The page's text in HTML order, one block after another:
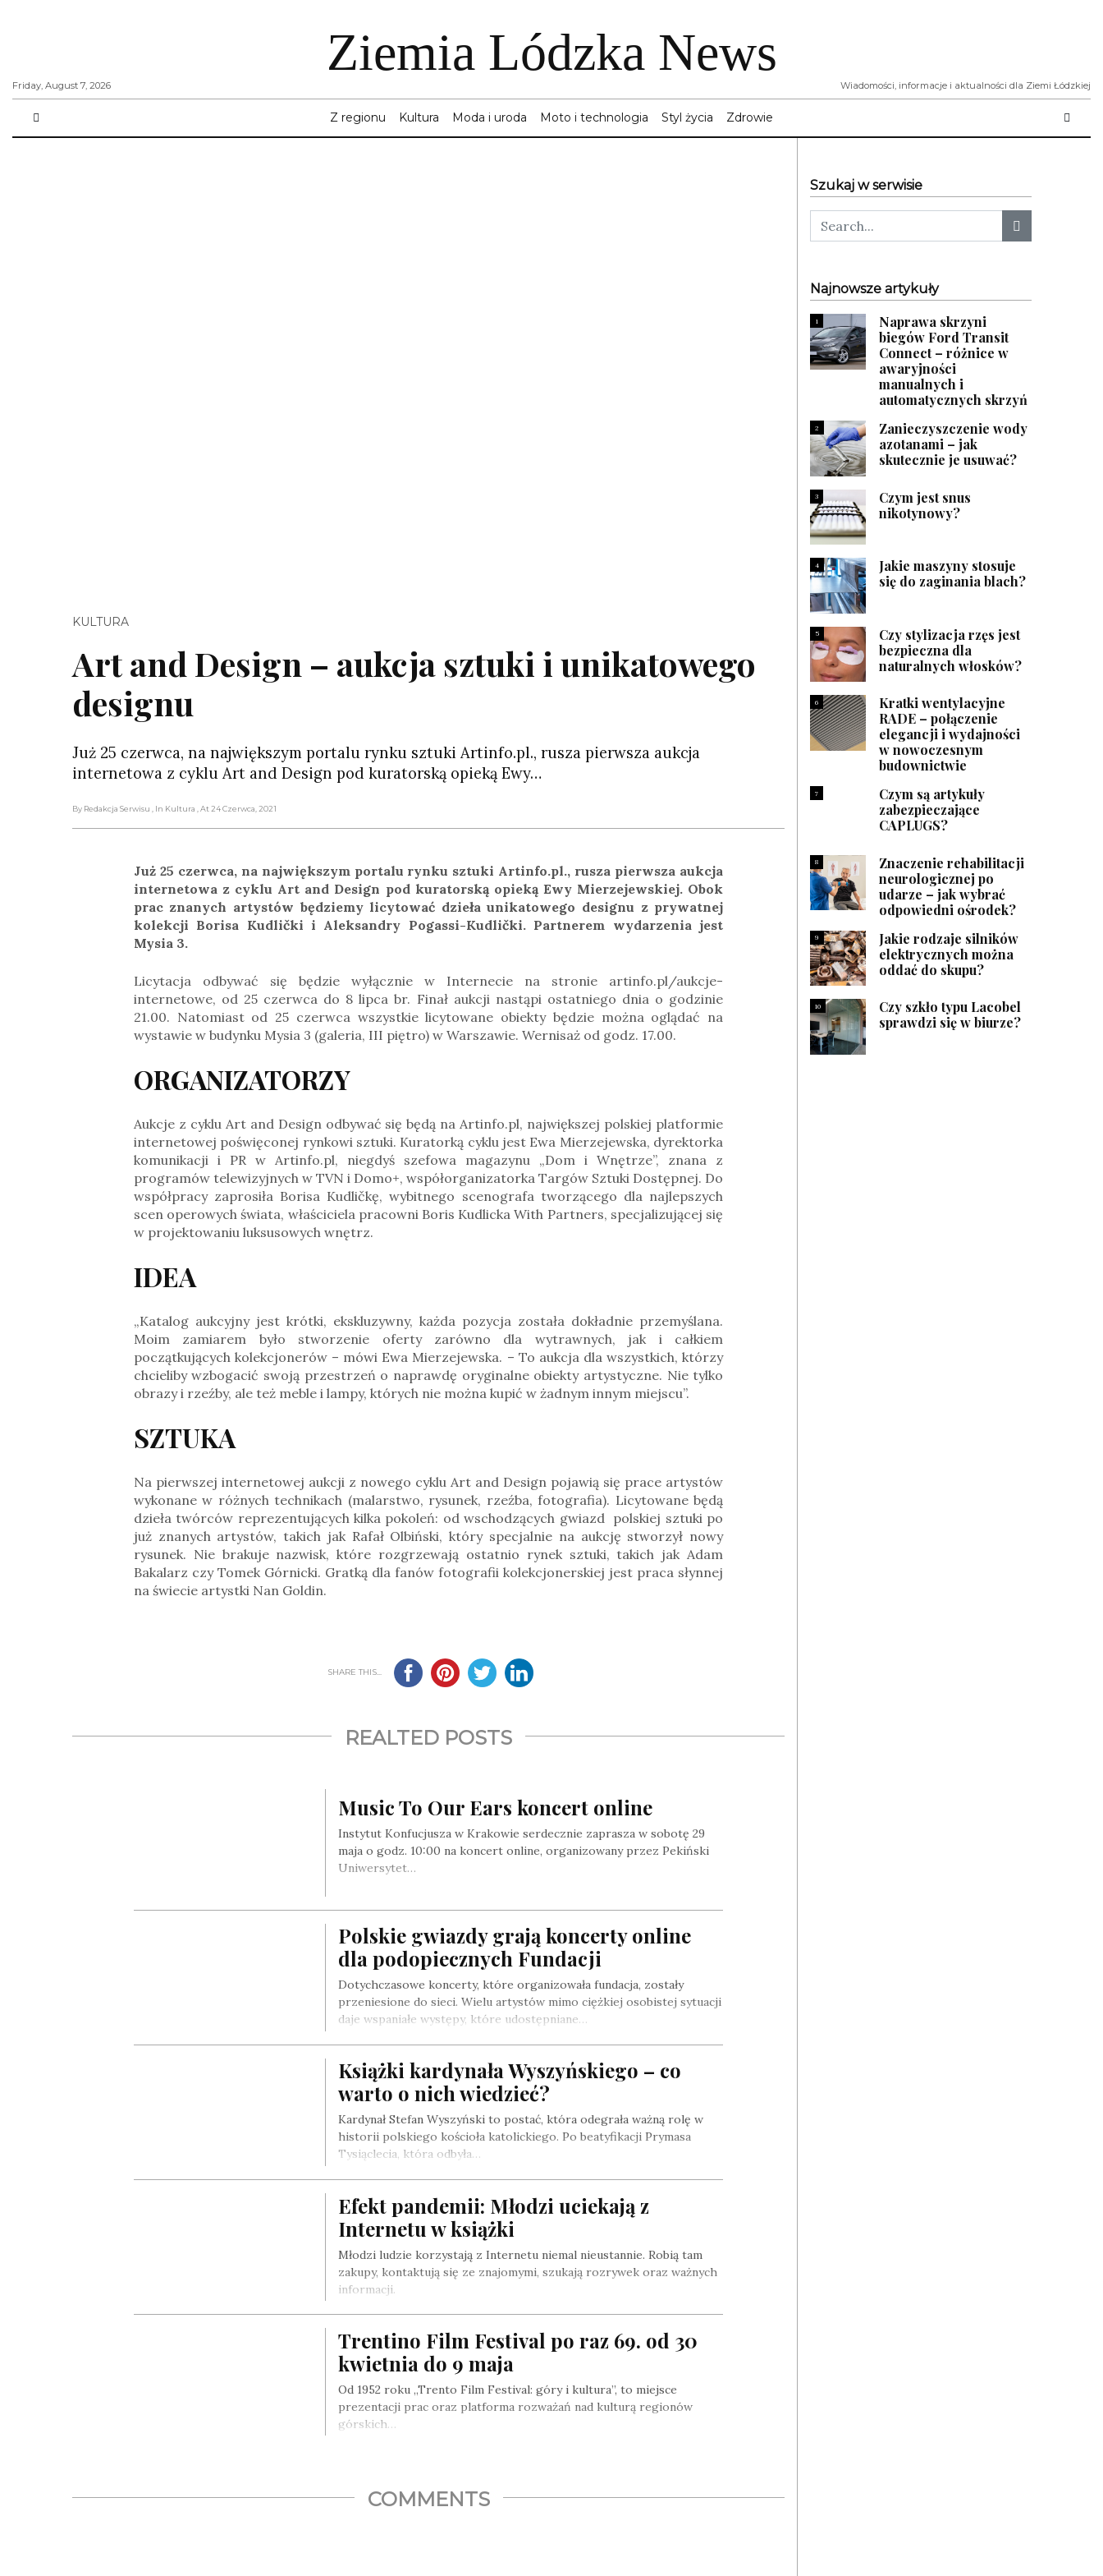
Friday, August 7, 2026
Ziemia Lódzka News
Wiadomości, informacje i aktualności dla Ziemi Łódzkiej
Z regionu Kultura Moda i uroda Moto i technologia Styl życia Zdrowie
KULTURA
Art and Design – aukcja sztuki i unikatowego
designu
Już 25 czerwca, na największym portalu rynku sztuki Artinfo.pl., rusza pierwsza aukcja
internetowa z cyklu Art and Design pod kuratorską opieką Ewy…
By Redakcja Serwisu , In Kultura , At 24 Czerwca, 2021
Już 25 czerwca, na największym portalu rynku sztuki Artinfo.pl., rusza pierwsza aukcja
internetowa z cyklu Art and Design pod kuratorską opieką Ewy Mierzejewskiej. Obok
prac znanych artystów będziemy licytować dzieła unikatowego designu z prywatnej
kolekcji Borisa Kudlički i Aleksandry Pogassi-Kudlički. Partnerem wydarzenia jest
Mysia 3.
Licytacja odbywać się będzie wyłącznie w Internecie na stronie artinfo.pl/aukcje-
internetowe, od 25 czerwca do 8 lipca br. Finał aukcji nastąpi ostatniego dnia o godzinie
21.00. Natomiast od 25 czerwca wszystkie licytowane obiekty będzie można oglądać na
wystawie w budynku Mysia 3 (galeria, III piętro) w Warszawie. Wernisaż od godz. 17.00.
ORGANIZATORZY
Aukcje z cyklu Art and Design odbywać się będą na Artinfo.pl, największej polskiej platformie
internetowej poświęconej rynkowi sztuki. Kuratorką cyklu jest Ewa Mierzejewska, dyrektorka
komunikacji i PR w Artinfo.pl, niegdyś szefowa magazynu „Dom i Wnętrze”, znana z
programów telewizyjnych w TVN i Domo+, współorganizatorka Targów Sztuki Dostępnej. Do
współpracy zaprosiła Borisa Kudličkę, wybitnego scenografa tworzącego dla najlepszych
scen operowych świata, właściciela pracowni Boris Kudlicka With Partners, specjalizującej się
w projektowaniu luksusowych wnętrz.
IDEA
„Katalog aukcyjny jest krótki, ekskluzywny, każda pozycja została dokładnie przemyślana.
Moim zamiarem było stworzenie oferty zarówno dla wytrawnych, jak i całkiem
początkujących kolekcjonerów – mówi Ewa Mierzejewska. – To aukcja dla wszystkich, którzy
chcieliby wzbogacić swoją przestrzeń o naprawdę oryginalne obiekty artystyczne. Nie tylko
obrazy i rzeźby, ale też meble i lampy, których nie można kupić w żadnym innym miejscu”.
SZTUKA
Na pierwszej internetowej aukcji z nowego cyklu Art and Design pojawią się prace artystów
wykonane w różnych technikach (malarstwo, rysunek, rzeźba, fotografia). Licytowane będą
dzieła twórców reprezentujących kilka pokoleń: od wschodzących gwiazd polskiej sztuki po
już znanych artystów, takich jak Rafał Olbiński, który specjalnie na aukcję stworzył nowy
rysunek. Nie brakuje nazwisk, które rozgrzewają ostatnio rynek sztuki, takich jak Adam
Bakalarz czy Tomek Górnicki. Gratką dla fanów fotografii kolekcjonerskiej jest praca słynnej
na świecie artystki Nan Goldin.
SHARE THIS...
REALTED POSTS
Music To Our Ears koncert online
Instytut Konfucjusza w Krakowie serdecznie zaprasza w sobotę 29
maja o godz. 10:00 na koncert online, organizowany przez Pekiński
Uniwersytet…
Polskie gwiazdy grają koncerty online
dla podopiecznych Fundacji
Dotychczasowe koncerty, które organizowała fundacja, zostały
przeniesione do sieci. Wielu artystów mimo ciężkiej osobistej sytuacji
daje wspaniałe występy, które udostępniane…
Książki kardynała Wyszyńskiego – co
warto o nich wiedzieć?
Kardynał Stefan Wyszyński to postać, która odegrała ważną rolę w
historii polskiego kościoła katolickiego. Po beatyfikacji Prymasa
Tysiąclecia, która odbyła…
Efekt pandemii: Młodzi uciekają z
Internetu w książki
Młodzi ludzie korzystają z Internetu niemal nieustannie. Robią tam
zakupy, kontaktują się ze znajomymi, szukają rozrywek oraz ważnych
informacji.
Trentino Film Festival po raz 69. od 30
kwietnia do 9 maja
Od 1952 roku „Trento Film Festival: góry i kultura”, to miejsce
prezentacji prac oraz platforma rozważań nad kulturą regionów
górskich…
COMMENTS
Szukaj w serwisie
Najnowsze artykuły
1
Naprawa skrzyni
biegów Ford Transit
Connect – różnice w
awaryjności
manualnych i
automatycznych skrzyń
2
Zanieczyszczenie wody
azotanami – jak
skutecznie je usuwać?
3
Czym jest snus
nikotynowy?
4
Jakie maszyny stosuje
się do zaginania blach?
5
Czy stylizacja rzęs jest
bezpieczna dla
naturalnych włosków?
6
Kratki wentylacyjne
RADE – połączenie
elegancji i wydajności
w nowoczesnym
budownictwie
7
Czym są artykuły
zabezpieczające
CAPLUGS?
8
Znaczenie rehabilitacji
neurologicznej po
udarze – jak wybrać
odpowiedni ośrodek?
9
Jakie rodzaje silników
elektrycznych można
oddać do skupu?
10
Czy szkło typu Lacobel
sprawdzi się w biurze?